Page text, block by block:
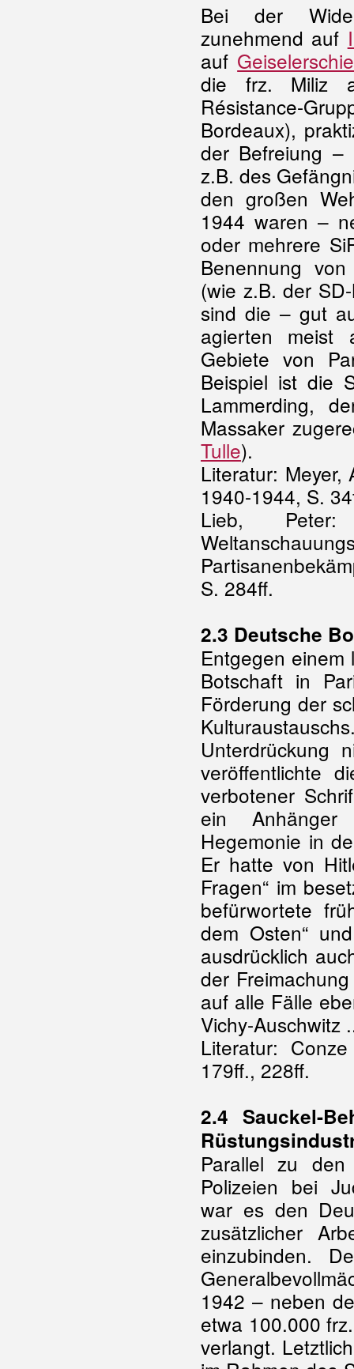
Bei der
zunehmend auf
auf
die frz. Miliz
Résistance-
Bordeaux),
der Befreiung –
z.B. des
den großen
1944 waren –
oder mehrere
Benennung
(wie z.B. der
sind die – gut
agierten meist
Gebiete von
Beispiel ist die
Lammerding,
Massaker
Tulle).
Literatur: Meyer,
1940-1944, S.
Lieb,
S. 284ff.
2.3 Deutsche
Entgegen
Botschaft in
Förderung der
Unterdrückung
veröffentlichte
verbotener
ein Anhänger
Hegemonie in
Er hatte von
Fragen“ im
befürwortete
dem Osten“
ausdrücklich
der
auf alle Fälle
Vichy-Auschwitz
Literatur:
179ff., 228ff.
2.4 Sauckel-
Parallel zu
Polizeien bei
war es den
zusätzlicher
einzubinden.
1942 – neben
etwa 100.000
verlangt.